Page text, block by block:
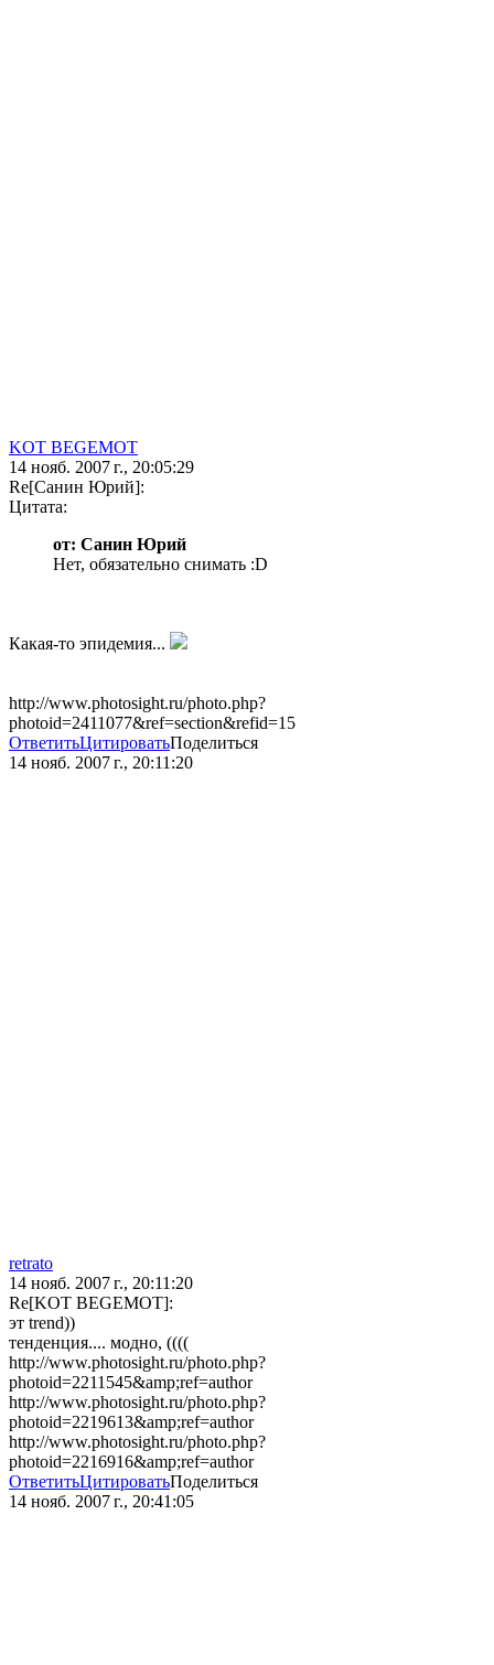
KOT BEGEMOT
14 нояб. 2007 г., 20:05:29
Re[Санин Юрий]:
Цитата:
от: Санин Юрий
Нет, обязательно снимать :D
Какая-то эпидемия...
http://www.photosight.ru/photo.php?
photoid=2411077&ref=section&refid=15
ОтветитьЦитироватьПоделиться
14 нояб. 2007 г., 20:11:20
retrato
14 нояб. 2007 г., 20:11:20
Re[KOT BEGEMOT]:
эт trend))
тенденция.... модно, ((((
http://www.photosight.ru/photo.php?
photoid=2211545&amp;ref=author
http://www.photosight.ru/photo.php?
photoid=2219613&amp;ref=author
http://www.photosight.ru/photo.php?
photoid=2216916&amp;ref=author
ОтветитьЦитироватьПоделиться
14 нояб. 2007 г., 20:41:05